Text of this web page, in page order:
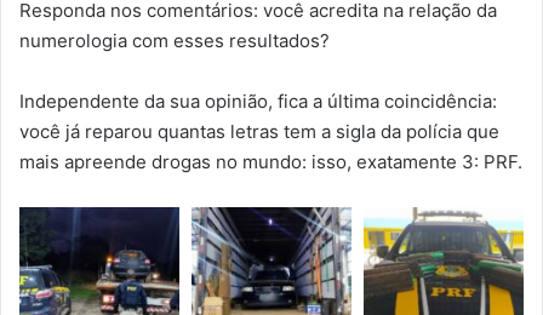
Responda nos comentários: você acredita na relação da
numerologia com esses resultados?
Independente da sua opinião, fica a última coincidência:
você já reparou quantas letras tem a sigla da polícia que
mais apreende drogas no mundo: isso, exatamente 3: PRF.